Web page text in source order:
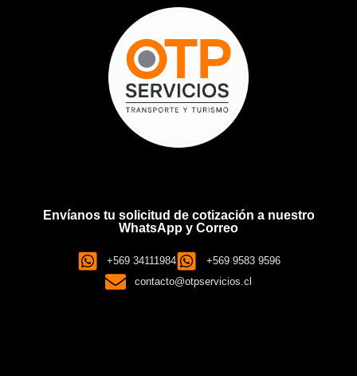
Envíanos tu solicitud de cotización a nuestro
WhatsApp y Correo
+569 34111984
+569 9583 9596
contacto@otpservicios.cl